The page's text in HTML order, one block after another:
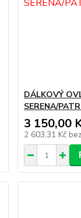
DÁLKOVÝ
SERENA/
3 150,00
2 603,31 Kč